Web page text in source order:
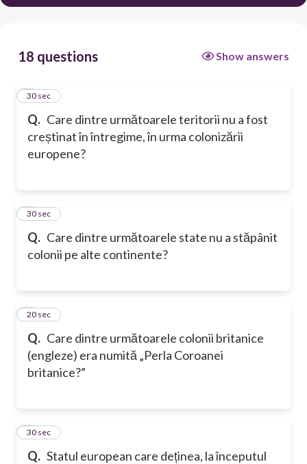
18 questions Show answers
Q. Care dintre următoarele teritorii nu a fost
creștinat în întregime, în urma colonizării
europene?
1
30 sec
Q. Care dintre următoarele state nu a stăpânit
colonii pe alte continente?
2
30 sec
Q. Care dintre următoarele colonii britanice
(engleze) era numită „Perla Coroanei
britanice?”
3
20 sec
Q. Statul european care deținea, la începutul
4
30 sec